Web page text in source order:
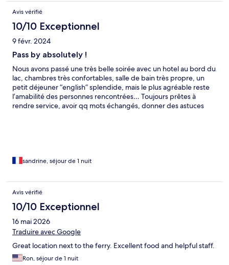
Avis vérifié
10/10 Exceptionnel
9 févr. 2024
Pass by absolutely !
Nous avons passé une très belle soirée avec un hotel au bord du
lac, chambres très confortables, salle de bain très propre, un
petit déjeuner “english” splendide, mais le plus agréable reste
l’amabilité des personnes rencontrées… Toujours prêtes à
rendre service, avoir qq mots échangés, donner des astuces
sandrine, séjour de 1 nuit
Avis vérifié
10/10 Exceptionnel
16 mai 2026
Traduire avec Google
Great location next to the ferry. Excellent food and helpful staff.
Ron, séjour de 1 nuit